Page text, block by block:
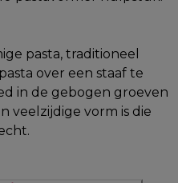
pasta, traditioneel
over een staaf te
in de gebogen groeven
veelzijdige vorm is die